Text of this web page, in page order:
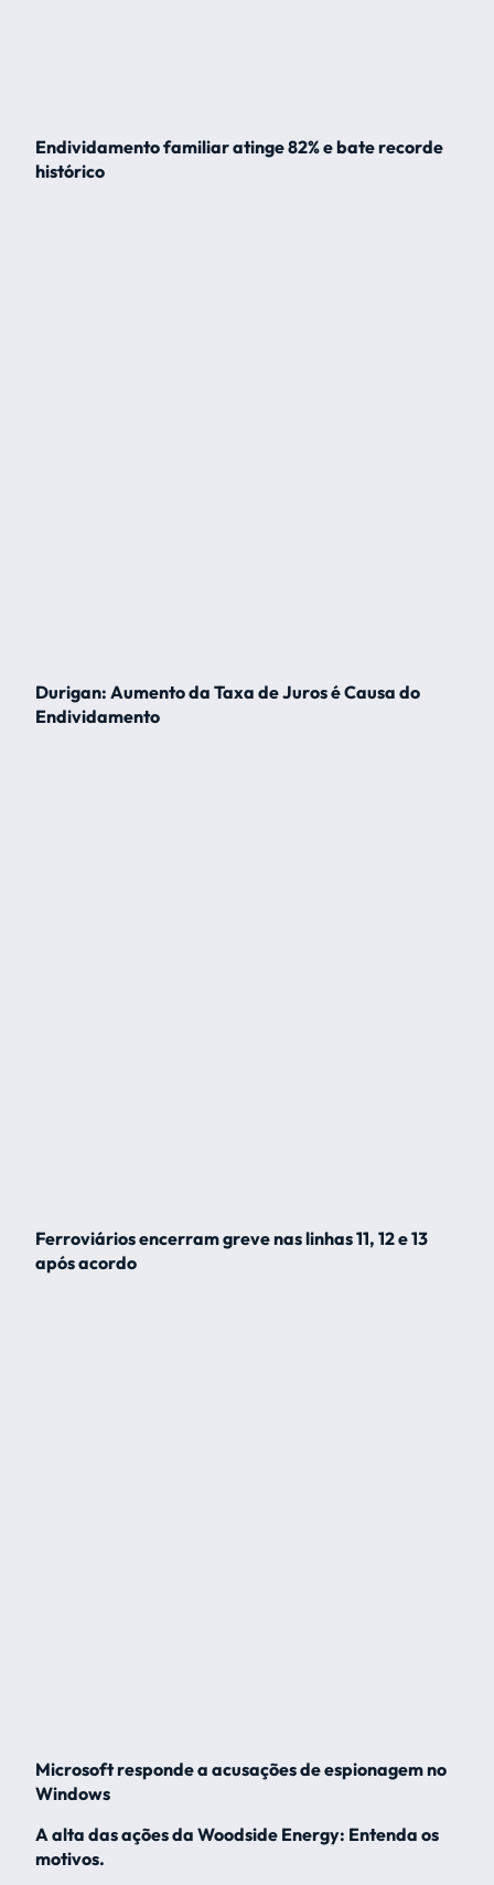
Endividamento familiar atinge 82% e bate recorde
histórico
Durigan: Aumento da Taxa de Juros é Causa do
Endividamento
Ferroviários encerram greve nas linhas 11, 12 e 13
após acordo
Microsoft responde a acusações de espionagem no
Windows
A alta das ações da Woodside Energy: Entenda os
motivos.